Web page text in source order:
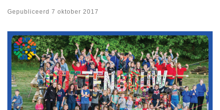
Gepubliceerd 7 oktober 2017